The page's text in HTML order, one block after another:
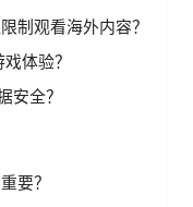
制观看海外内容？
体验？
安全？
要？